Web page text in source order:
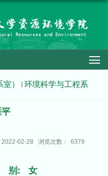
） 环境科学与工程系
2022-02-28 浏览次数： 6379
: 女